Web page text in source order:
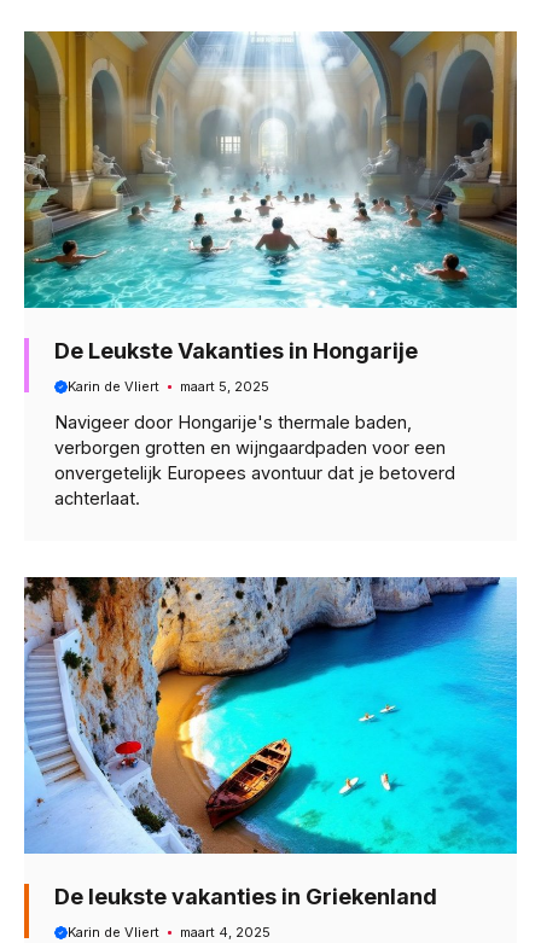
De Leukste Vakanties in Hongarije
Karin de Vliert maart 5, 2025
Navigeer door Hongarije's thermale baden,
verborgen grotten en wijngaardpaden voor een
onvergetelijk Europees avontuur dat je betoverd
achterlaat.
De leukste vakanties in Griekenland
Karin de Vliert maart 4, 2025